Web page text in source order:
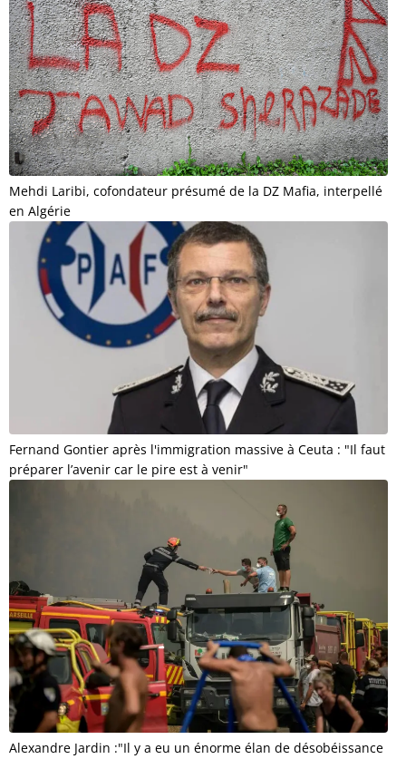
Mehdi Laribi, cofondateur présumé de la DZ Mafia, interpellé
en Algérie
Fernand Gontier après l'immigration massive à Ceuta : "Il faut
préparer l’avenir car le pire est à venir"
Alexandre Jardin :"Il y a eu un énorme élan de désobéissance